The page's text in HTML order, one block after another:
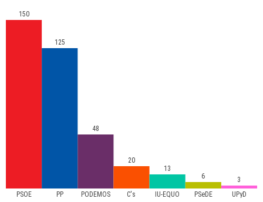
PSOE PP PODEMOS C's IU-EQUO PSeDE UPyD
150
125
48
20
13
6
3